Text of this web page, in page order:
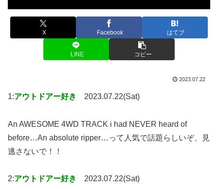
X Facebook はてブ
LINE コピー
2023.07.22
1:アウトドアー好き 2023.07.22(Sat)
An AWESOME 4WD TRACK i had NEVER heard of
before…An absolute ripper…って人気で話題らしいぞ、見
逃さないで！！
2:アウトドアー好き 2023.07.22(Sat)